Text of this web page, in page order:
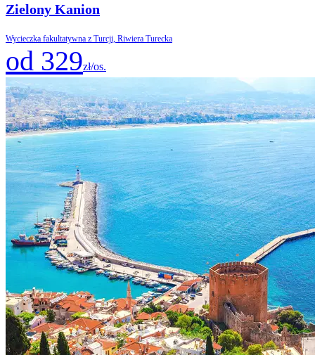
Zielony Kanion
Wycieczka fakultatywna z Turcji, Riwiera Turecka
od 329zł/os.